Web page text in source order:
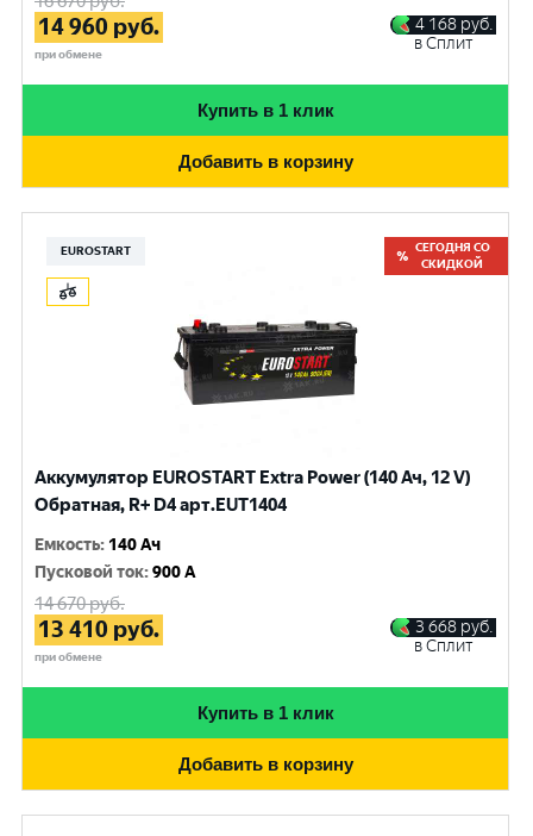
14 960 руб.
при обмене
4 168 руб.
в Сплит
Купить в 1 клик
Добавить в корзину
EUROSTART
СЕГОДНЯ СО
СКИДКОЙ
Аккумулятор EUROSTART Extra Power (140 Ач, 12 V)
Обратная, R+ D4 арт.EUT1404
Емкость: 140 Ач
Пусковой ток:900 A
14 670руб.
13 410 руб.
при обмене
3 668 руб.
в Сплит
Купить в 1 клик
Добавить в корзину